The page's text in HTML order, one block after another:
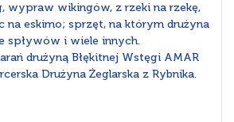
wypraw wikingów, z rzeki na rzekę,
na eskimo; sprzęt, na którym drużyna
spływów i wiele innych.
drużyną Błękitnej Wstęgi AMAR
Drużyna Żeglarska z Rybnika.